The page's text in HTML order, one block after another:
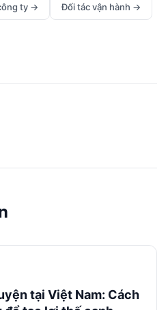
ty → Đối tác vận hành →
tại Việt Nam: Cách